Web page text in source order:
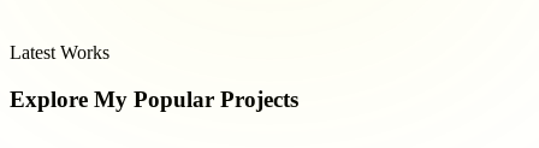
Latest Works
Explore My Popular Projects